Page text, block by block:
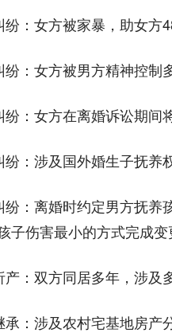
纷：女方被家暴，助女方
纷：女方被男方精神控制
纷：女方在离婚诉讼期间
纷：涉及国外婚生子抚养
纷：离婚时约定男方抚
子伤害最小的方式完成变
产：双方同居多年，涉及
承：涉及农村宅基地房产